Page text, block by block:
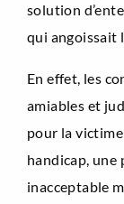
solution
qui angoissait
En effet, les
amiables et
pour la
handicap,
inacceptable